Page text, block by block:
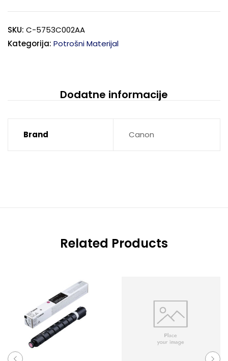
SKU: C-5753C002AA
Kategorija: Potrošni Materijal
Dodatne informacije
Brand Canon
Related Products